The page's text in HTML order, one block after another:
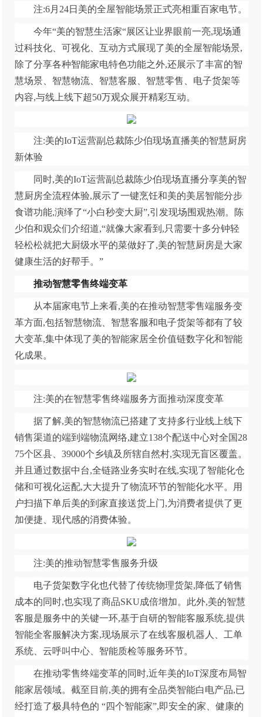
注:6月24日美的全屋智能场景正式亮相重百家电节。
今年“美的智慧生活家“展区让业界眼前一亮,现场通
过科技化、可视化、互动方式展现了美的全屋智能场景,
除了分享各种智能家电特色功能之外,还展示了丰富的智
慧场景、智慧物流、智慧客服、智慧零售、电子货架等
内容,与线上线下超50万观众展开精彩互动。
注:美的IoT运营副总裁陈少伯现场直播美的智慧厨房
新体验
同时,美的IoT运营副总裁陈少伯现场直播分享美的智
慧厨房全流程体验,展示了一键烹饪和美的美居智能分步
食谱功能,演绎了“小白秒变大厨”,引发现场围观热潮。陈
少伯和观众们介绍道,“就像大家看到,只需要十多分钟轻
轻松松就把大厨级水平的菜做好了,美的智慧厨房是大家
健康生活的好帮手。”
推动智慧零售终端变革
从本届家电节上来看,美的在推动智慧零售端服务变
革方面,包括智慧物流、智慧客服和电子货架等都有了较
大变革,集中体现了美的智能家居全价值链数字化和智能
化成果。
注:美的在智慧零售终端服务方面推动深度变革
据了解,美的智慧物流已搭建了支持多行业线上线下
销售渠道的端到端物流网络,建立138个配送中心对全国28
75个区县、39000个乡镇及所辖自然村,实现无盲区覆盖。
并且通过数据中台,全链路业务实时在线,实现了智能化仓
储和可视化运配,大大提升了物流环节的智能化水平。用
户扫描下单后美的到家直接送货上门,为消费者提供了更
加便捷、现代感的消费体验。
注:美的推动智慧零售服务升级
电子货架数字化也代替了传统物理货架,降低了销售
成本的同时,也实现了商品SKU成倍增加。此外,美的智慧
客服是服务中的关键一环,基于自研的智能客服系统,提供
智能全客服解决方案,现场展示了在线客服机器人、工单
系统、云呼叫中心、智能质检等服务环节。
在推动零售终端变革的同时,近年美的IoT深度布局智
能家居领域。截至目前,美的拥有全品类智能白电产品,已
经打造了极具特色的 “四个智能家”,即安全的家、健康的